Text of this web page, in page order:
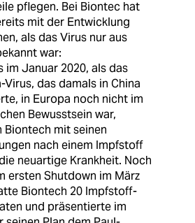
pflegen. Bei Biontec hat
mit der Entwicklung
als das Virus nur aus
war:
im Januar 2020, als das
Virus, das damals in China
in Europa noch nicht im
Bewusstsein war,
Biontech mit seinen
nach einem Impfstoff
neuartige Krankheit. Noch
ersten Shutdown im März
Biontech 20 Impfstoff-
und präsentierte im